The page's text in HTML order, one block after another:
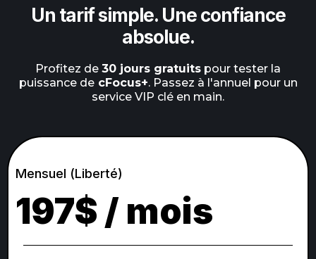
Un tarif simple. Une confiance
absolue.
Profitez de 30 jours gratuits pour tester la
puissance decFocus+. Passez à l'annuel pour un
service VIP clé en main.
Mensuel (Liberté)
197$ / mois